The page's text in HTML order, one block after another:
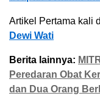
Artikel Pertama kali
Dewi Wati
Berita lainnya:
Peredaran Obat
dan Dua Orang